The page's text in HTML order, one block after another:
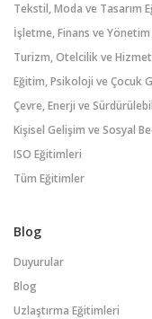
Tekstil, Moda ve Tasarım
İşletme, Finans ve
Turizm, Otelcilik ve
Eğitim, Psikoloji ve Çocuk
Çevre, Enerji ve
Kişisel Gelişim ve Sosyal
ISO Eğitimleri
Tüm Eğitimler
Blog
Duyurular
Blog
Uzlaştırma Eğitimleri